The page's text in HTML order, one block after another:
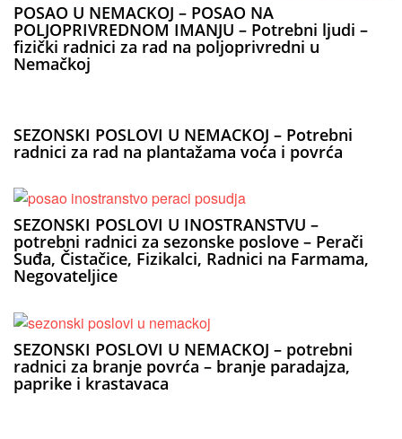
POSAO U NEMACKOJ – POSAO NA
POLJOPRIVREDNOM IMANJU – Potrebni ljudi –
fizički radnici za rad na poljoprivredni u
Nemačkoj
SEZONSKI POSLOVI U NEMACKOJ – Potrebni
radnici za rad na plantažama voća i povrća
SEZONSKI POSLOVI U INOSTRANSTVU –
potrebni radnici za sezonske poslove – Perači
Suđa, Čistačice, Fizikalci, Radnici na Farmama,
Negovateljice
SEZONSKI POSLOVI U NEMACKOJ – potrebni
radnici za branje povrća – branje paradajza,
paprike i krastavaca